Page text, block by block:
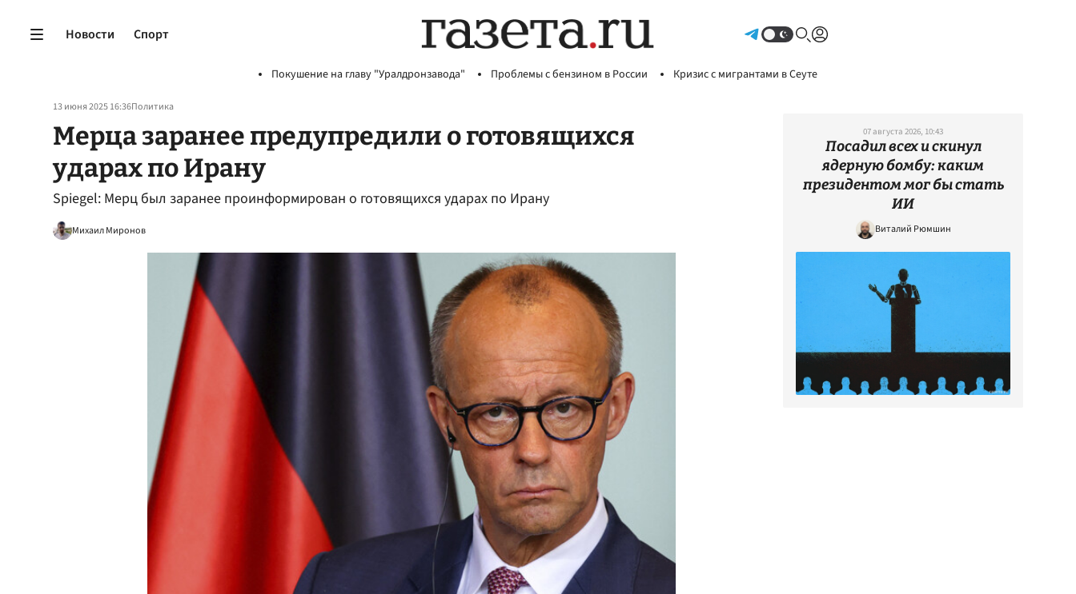
Новости Спорт
Покушение на главу "Уралдронзавода" Проблемы с бензином в России Кризис с мигрантами в Сеуте
13 июня 2025 16:36Политика
Мерца заранее предупредили о готовящихся
ударах по Ирану
Spiegel: Мерц был заранее проинформирован о готовящихся ударах по Ирану
Михаил Миронов
07 августа 2026, 10:43
Посадил всех и скинул
ядерную бомбу: каким
президентом мог бы стать
ИИ
Виталий Рюмшин